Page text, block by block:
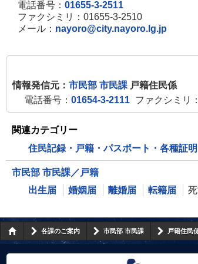
電話番号： 01655-3-2511
ファクシミリ：01655-3-2510
メール： nayoro@city.nayoro.lg.jp
情報発信元： 市民部 市民課 戸籍住民係
電話番号： 01654-3-2111 ファクシミリ
関連カテゴリー
住民記録・戸籍・パスポート・各種証
市民部 市民課／戸籍
出生届
婚姻届 離婚届 転籍届
各課のご案内 市民部 市民課 戸籍住民